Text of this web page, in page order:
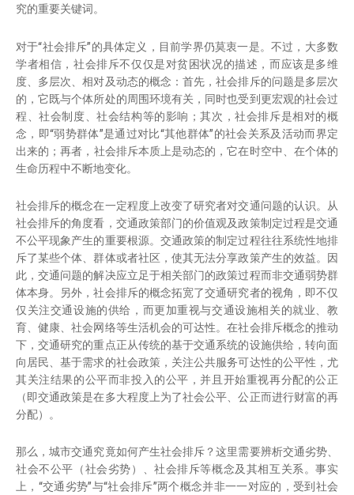
究的重要关键词。
对于“社会排斥”的具体定义，目前学界仍莫衷一是。不过，大多数
学者相信，社会排斥不仅仅是对贫困状况的描述，而应该是多维
度、多层次、相对及动态的概念：首先，社会排斥的问题是多层次
的，它既与个体所处的周围环境有关，同时也受到更宏观的社会过
程、社会制度、社会结构等的影响；其次，社会排斥是相对的概
念，即“弱势群体”是通过对比“其他群体”的社会关系及活动而界定
出来的；再者，社会排斥本质上是动态的，它在时空中、在个体的
生命历程中不断地变化。
社会排斥的概念在一定程度上改变了研究者对交通问题的认识。从
社会排斥的角度看，交通政策部门的价值观及政策制定过程是交通
不公平现象产生的重要根源。交通政策的制定过程往往系统性地排
斥了某些个体、群体或者社区，使其无法分享政策产生的效益。因
此，交通问题的解决应立足于相关部门的政策过程而非交通弱势群
体本身。另外，社会排斥的概念拓宽了交通研究者的视角，即不仅
仅关注交通设施的供给，而更加重视与交通设施相关的就业、教
育、健康、社会网络等生活机会的可达性。在社会排斥概念的推动
下，交通研究的重点正从传统的基于交通系统的设施供给，转向面
向居民、基于需求的社会政策，关注公共服务可达性的公平性，尤
其关注结果的公平而非投入的公平，并且开始重视再分配的公正
（即交通政策是在多大程度上为了社会公平、公正而进行财富的再
分配）。
那么，城市交通究竟如何产生社会排斥？这里需要辨析交通劣势、
社会不公平（社会劣势）、社会排斥等概念及其相互关系。事实
上，“交通劣势”与“社会排斥”两个概念并非一一对应的，受到社会